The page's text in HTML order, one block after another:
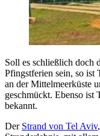
Soll es schließlich doch
Pfingstferien sein, so
an der Mittelmeerküste
geschmückt. Ebenso ist
bekannt.
Der Strand von Tel Aviv